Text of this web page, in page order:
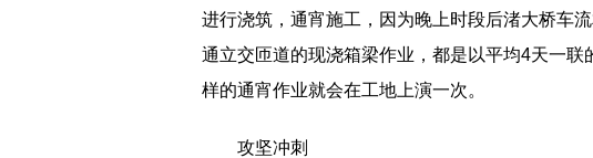
进行浇筑，通宵施工，因为晚上时段后渚大桥车
通立交匝道的现浇箱梁作业，都是以平均4天一
样的通宵作业就会在工地上演一次。
攻坚冲刺